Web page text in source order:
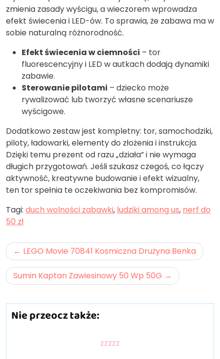
zmienia zasady wyścigu, a wieczorem wprowadza
efekt świecenia i LED-ów. To sprawia, że zabawa ma w
sobie naturalną różnorodność.
Efekt świecenia w ciemności – tor
fluorescencyjny i LED w autkach dodają dynamiki
zabawie.
Sterowanie pilotami – dziecko może
rywalizować lub tworzyć własne scenariusze
wyścigowe.
Dodatkowo zestaw jest kompletny: tor, samochodziki,
piloty, ładowarki, elementy do złożenia i instrukcja.
Dzięki temu prezent od razu „działa” i nie wymaga
długich przygotowań. Jeśli szukasz czegoś, co łączy
aktywność, kreatywne budowanie i efekt wizualny,
ten tor spełnia te oczekiwania bez kompromisów.
Tagi: duch wolności zabawki, ludziki among us, nerf do
50 zł
Nawigacja
wpisu
LEGO Movie 70841 Kosmiczna Drużyna Benka
Sumin Kaptan Zawiesinowy 50 Wp 50G
Nie przeocz także:
zzzzz